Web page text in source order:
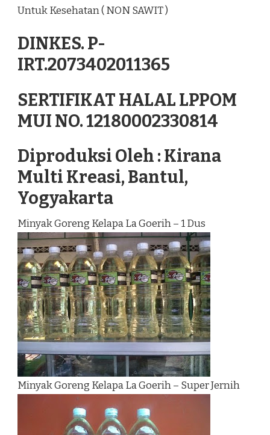
Untuk Kesehatan ( NON SAWIT )
DINKES. P-
IRT.2073402011365
SERTIFIKAT HALAL LPPOM
MUI NO. 12180002330814
Diproduksi Oleh : Kirana
Multi Kreasi, Bantul,
Yogyakarta
Minyak Goreng Kelapa La Goerih – 1 Dus
Minyak Goreng Kelapa La Goerih – Super Jernih